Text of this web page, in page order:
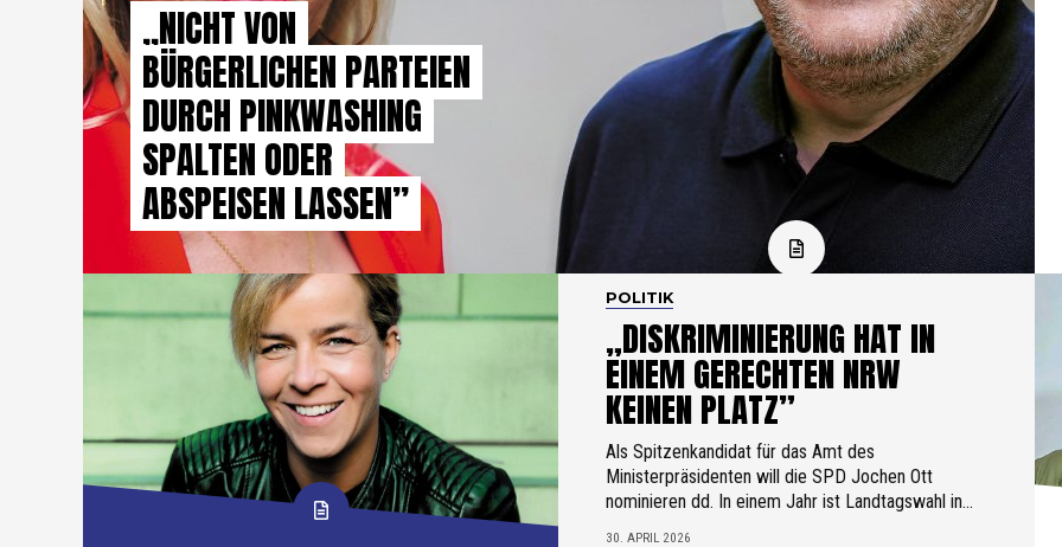
„NICHT VON
BÜRGERLICHEN PARTEIEN
DURCH PINKWASHING
SPALTEN ODER
ABSPEISEN LASSEN”
POLITIK
„DISKRIMINIERUNG HAT IN
EINEM GERECHTEN NRW
KEINEN PLATZ”
Als Spitzenkandidat für das Amt des
Ministerpräsidenten will die SPD Jochen Ott
nominieren dd. In einem Jahr ist Landtagswahl in...
30. APRIL 2026